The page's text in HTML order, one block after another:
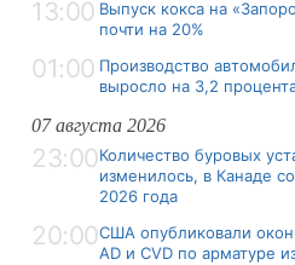
13:00 Выпуск кокса на
почти на 20%
01:00 Производство
выросло на 3,2
07 августа 2026
23:00Количество буровых
изменилось, в Канаде
2026 года
20:00США опубликовали
AD и CVD по арматуре